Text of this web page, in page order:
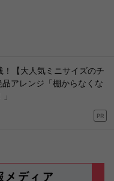
！【大人気ミニサイズのチ
品アレンジ「棚からなくな
PR